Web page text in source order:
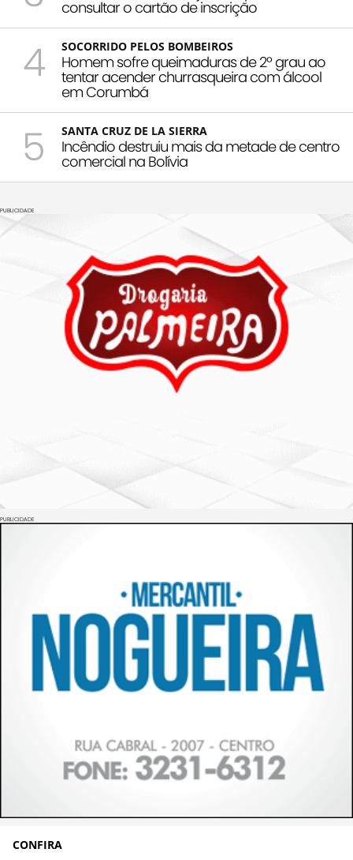
consultar o cartão de inscrição
4 SOCORRIDO PELOS BOMBEIROS
Homem sofre queimaduras de 2º grau ao
tentar acender churrasqueira com álcool
em Corumbá
5 SANTA CRUZ DE LA SIERRA
Incêndio destruiu mais da metade de centro
comercial na Bolívia
PUBLICIDADE
PUBLICIDADE
CONFIRA